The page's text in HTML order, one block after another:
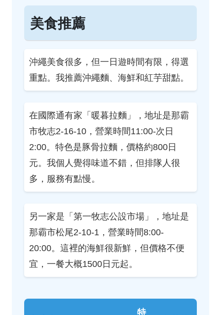
美食推薦
沖繩美食很多，但一日遊時間有限，得選
重點。我推薦沖繩麵、海鮮和紅芋甜點。
在國際通有家「暖暮拉麵」，地址是那霸
市牧志2-16-10，營業時間11:00-次日
2:00。特色是豚骨拉麵，價格約800日
元。我個人覺得味道不錯，但排隊人很
多，服務有點慢。
另一家是「第一牧志公設市場」，地址是
那霸市松尾2-10-1，營業時間8:00-
20:00。這裡的海鮮很新鮮，但價格不便
宜，一餐大概1500日元起。
特